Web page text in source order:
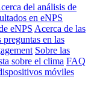
del análisis de
en eNPS
eNPS Acerca de las
preguntas en las
Sobre las
sobre el clima FAQ
móviles